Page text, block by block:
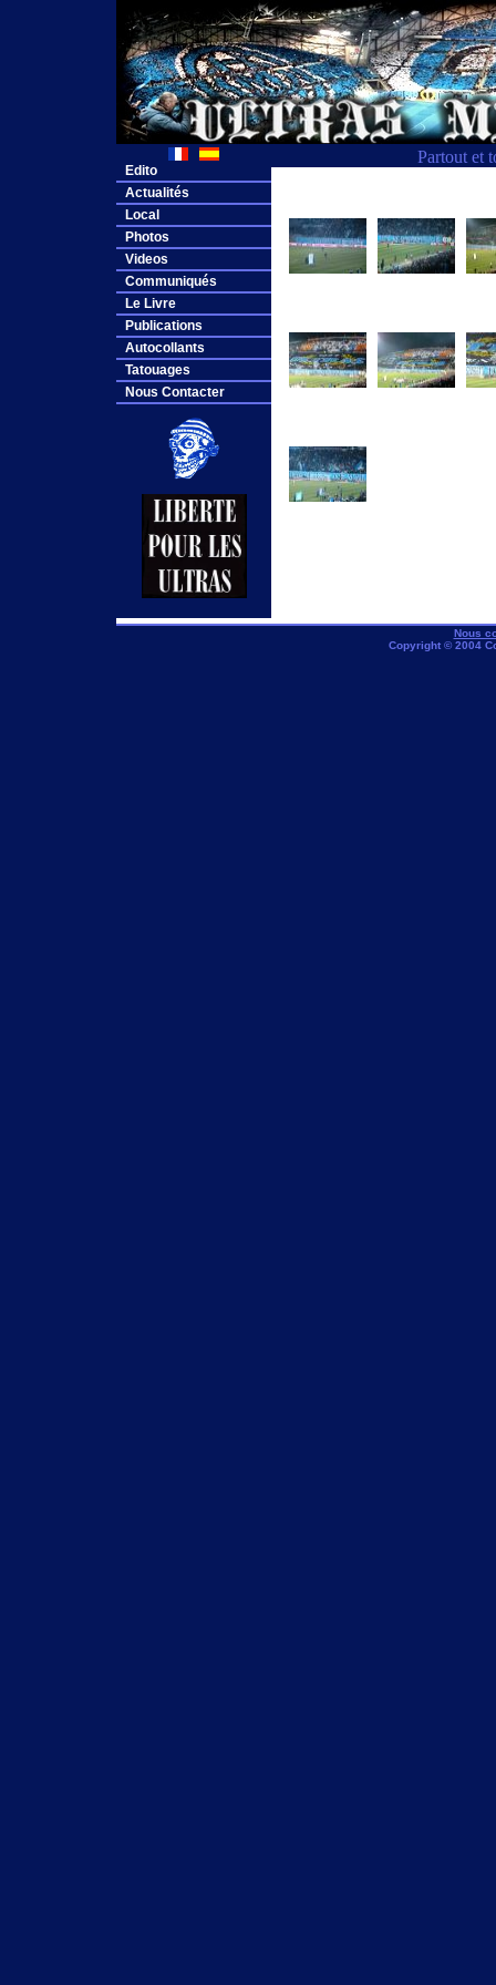
Partout et
Edito
Actualités
Local
Photos
Videos
Communiqués
Le Livre
Publications
Autocollants
Tatouages
Nous Contacter
Nous
Copyright © 2004